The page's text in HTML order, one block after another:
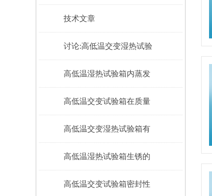
技术文章
讨论:高低温交变湿热试验
高低温湿热试验箱内蒸发
高低温交变试验箱在质量
高低温交变湿热试验箱有
高低温湿热试验箱生锈的
高低温交变试验箱密封性